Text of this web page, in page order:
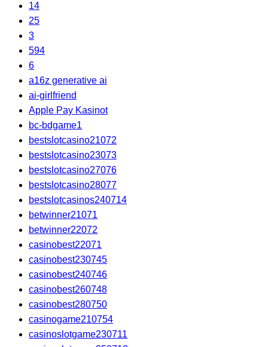
14
25
3
594
6
a16z generative ai
ai-girlfriend
Apple Pay Kasinot
bc-bdgame1
bestslotcasino21072
bestslotcasino23073
bestslotcasino27076
bestslotcasino28077
bestslotcasinos240714
betwinner21071
betwinner22072
casinobest22071
casinobest230745
casinobest240746
casinobest260748
casinobest280750
casinogame210754
casinoslotgame230711